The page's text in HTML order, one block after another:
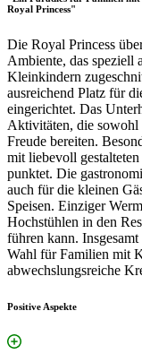
Royal Princess"
Die Royal Princess
Ambiente, das speziell
Kleinkindern
ausreichend Platz für
eingerichtet. Das
Aktivitäten, die sowohl
Freude bereiten.
mit liebevoll
punktet. Die
auch für die kleinen
Speisen. Einziger
Hochstühlen in den
führen kann.
Wahl für Familien mit
abwechslungsreiche
Positive Aspekte